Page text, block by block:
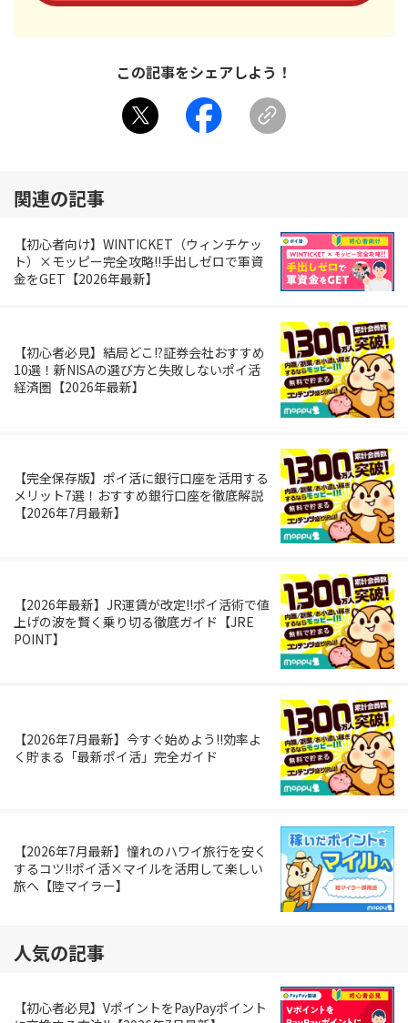
この記事をシェアしよう！
関連の記事
【初心者向け】WINTICKET（ウィンチケッ
ト）×モッピー完全攻略!!手出しゼロで軍資
金をGET【2026年最新】
【初心者必見】結局どこ!?証券会社おすすめ
10選！新NISAの選び方と失敗しないポイ活
経済圏【2026年最新】
【完全保存版】ポイ活に銀行口座を活用する
メリット7選！おすすめ銀行口座を徹底解説
【2026年7月最新】
【2026年最新】JR運賃が改定!!ポイ活術で値
上げの波を賢く乗り切る徹底ガイド【JRE
POINT】
【2026年7月最新】今すぐ始めよう!!効率よ
く貯まる「最新ポイ活」完全ガイド
【2026年7月最新】憧れのハワイ旅行を安く
するコツ!!ポイ活×マイルを活用して楽しい
旅へ【陸マイラー】
人気の記事
【初心者必見】VポイントをPayPayポイント